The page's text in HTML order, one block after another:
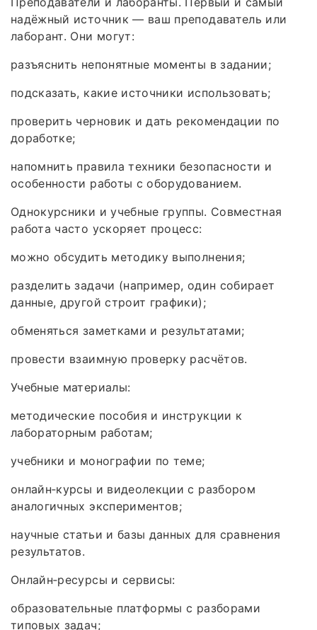
надёжный источник — ваш преподаватель или
лаборант. Они могут:
разъяснить непонятные моменты в задании;
подсказать, какие источники использовать;
проверить черновик и дать рекомендации по
доработке;
напомнить правила техники безопасности и
особенности работы с оборудованием.
Однокурсники и учебные группы. Совместная
работа часто ускоряет процесс:
можно обсудить методику выполнения;
разделить задачи (например, один собирает
данные, другой строит графики);
обменяться заметками и результатами;
провести взаимную проверку расчётов.
Учебные материалы:
методические пособия и инструкции к
лабораторным работам;
учебники и монографии по теме;
онлайн‑курсы и видеолекции с разбором
аналогичных экспериментов;
научные статьи и базы данных для сравнения
результатов.
Онлайн‑ресурсы и сервисы:
образовательные платформы с разборами
типовых задач;